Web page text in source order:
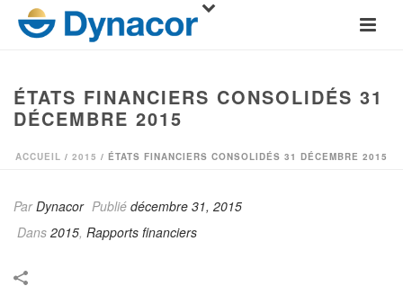
ÉTATS FINANCIERS CONSOLIDÉS 31
DÉCEMBRE 2015
ACCUEIL / 2015 / ÉTATS FINANCIERS CONSOLIDÉS 31 DÉCEMBRE 2015
ParDynacor Publié décembre 31, 2015
Dans 2015, Rapports financiers